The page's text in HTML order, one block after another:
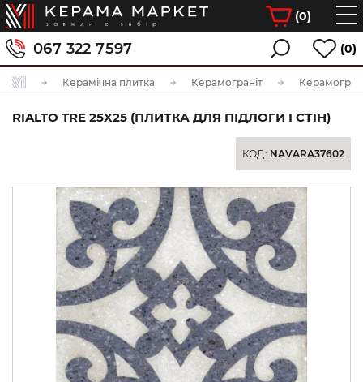
(0)
067 322 7597 (0)
Керамічна плитка Керамограніт
RIALTO TRE 25X25 (ПЛИТКА ДЛЯ ПІДЛОГИ І СТІН)
КОД: NAVARA37602